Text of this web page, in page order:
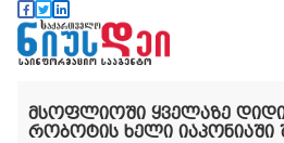
მსოფლიოში ყველაზე
რობოტის ხელი იაპონიაში